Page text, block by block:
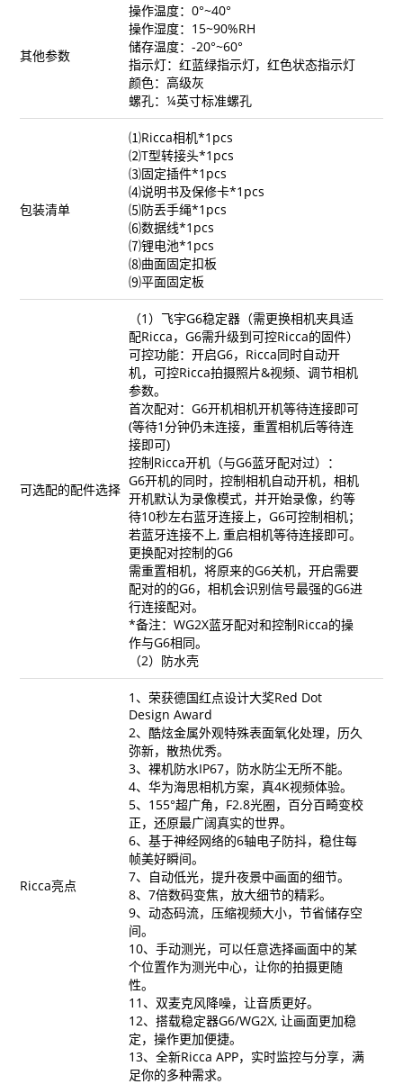
其他参数
操作温度：0°~40°
操作湿度：15~90%RH
储存温度：-20°~60°
指示灯：红蓝绿指示灯，红色状态指示灯
颜色：高级灰
螺孔：¼英寸标准螺孔
包装清单
⑴Ricca相机*1pcs
⑵T型转接头*1pcs
⑶固定插件*1pcs
⑷说明书及保修卡*1pcs
⑸防丢手绳*1pcs
⑹数据线*1pcs
⑺锂电池*1pcs
⑻曲面固定扣板
⑼平面固定板
可选配的配件选择
（1）飞宇G6稳定器（需更换相机夹具适
配Ricca，G6需升级到可控Ricca的固件）
可控功能：开启G6，Ricca同时自动开
机，可控Ricca拍摄照片&视频、调节相机
参数。
首次配对：G6开机相机开机等待连接即可
(等待1分钟仍未连接，重置相机后等待连
接即可)
控制Ricca开机（与G6蓝牙配对过）：
G6开机的同时，控制相机自动开机，相机
开机默认为录像模式，并开始录像，约等
待10秒左右蓝牙连接上，G6可控制相机；
若蓝牙连接不上, 重启相机等待连接即可。
更换配对控制的G6
需重置相机，将原来的G6关机，开启需要
配对的的G6，相机会识别信号最强的G6进
行连接配对。
*备注：WG2X蓝牙配对和控制Ricca的操
作与G6相同。
（2）防水壳
Ricca亮点
1、荣获德国红点设计大奖Red Dot
Design Award
2、酷炫金属外观特殊表面氧化处理，历久
弥新，散热优秀。
3、裸机防水IP67，防水防尘无所不能。
4、华为海思相机方案，真4K视频体验。
5、155°超广角，F2.8光圈，百分百畸变校
正，还原最广阔真实的世界。
6、基于神经网络的6轴电子防抖，稳住每
帧美好瞬间。
7、自动低光，提升夜景中画面的细节。
8、7倍数码变焦，放大细节的精彩。
9、动态码流，压缩视频大小，节省储存空
间。
10、手动测光，可以任意选择画面中的某
个位置作为测光中心，让你的拍摄更随
性。
11、双麦克风降噪，让音质更好。
12、搭载稳定器G6/WG2X, 让画面更加稳
定，操作更加便捷。
13、全新Ricca APP，实时监控与分享，满
足你的多种需求。